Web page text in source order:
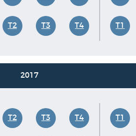
T2 T3 T4 T1
2017
T2 T3 T4 T1